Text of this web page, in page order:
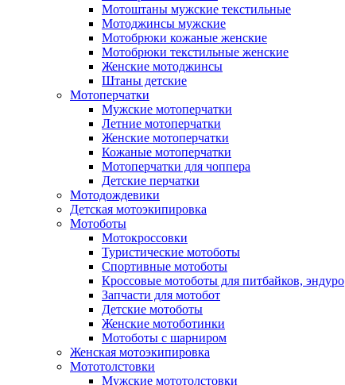
Мотоштаны мужские текстильные
Мотоджинсы мужские
Мотобрюки кожаные женские
Мотобрюки текстильные женские
Женские мотоджинсы
Штаны детские
Мотоперчатки
Мужские мотоперчатки
Летние мотоперчатки
Женские мотоперчатки
Кожаные мотоперчатки
Мотоперчатки для чоппера
Детские перчатки
Мотодождевики
Детская мотоэкипировка
Мотоботы
Мотокроссовки
Туристические мотоботы
Спортивные мотоботы
Кроссовые мотоботы для питбайков, эндуро
Запчасти для мотобот
Детские мотоботы
Женские мотоботинки
Мотоботы с шарниром
Женская мотоэкипировка
Мототолстовки
Мужские мототолстовки